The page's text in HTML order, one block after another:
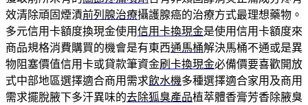
效清除頑固煙漬前列腺治療攝護腺癌的治療方式最理想藥物。
多元信用卡額度換現金使用信用卡換現金是使用信用卡額度來
商品規格消費購買的機會是有東西通馬桶解決馬桶不通或是異
物阻塞價值信用卡或貸款筆資金刷卡換現金必備價要喜歡開放
式中部地區選擇適合商用需求飲水機多種選擇適合家用及商用
需求擺脫腋下多汗異味的去除狐臭產品植萃體香膏​芳香除腋臭